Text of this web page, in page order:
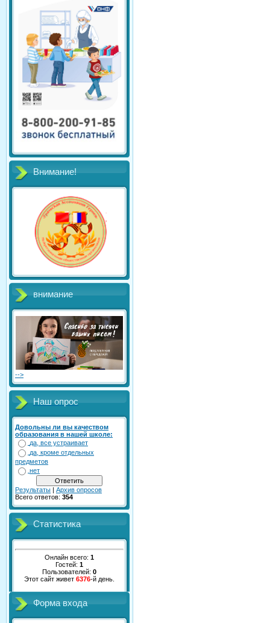
Внимание!
внимание
-->
Наш опрос
Довольны ли вы качеством
образования в нашей школе:
да, все устраивает
да, кроме отдельных
предметов
нет
Результаты | Архив опросов
Всего ответов: 354
Статистика
Онлайн всего: 1
Гостей: 1
Пользователей: 0
Этот сайт живет 6376-й день.
Форма входа